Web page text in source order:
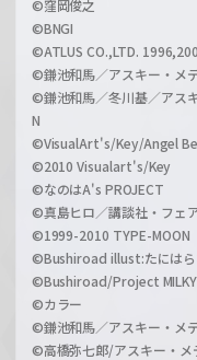
©窪岡俊之
©BNGI
©ATLUS CO.,LTD.
©鎌池和馬／アスキー・メ
©鎌池和馬／冬川基／アス
N
©VisualArt's/Key/Angel
©2010 Visualart's/Key
©なのはA's PROJECT
©真島ヒロ／講談社・フェ
©1999-2010 TYPE-MOON
©Bushiroad illust:たにはら
©Bushiroad/Project MILKY
©カラー
©鎌池和馬／アスキー・メ
©高橋弥七郎/アスキー・メ